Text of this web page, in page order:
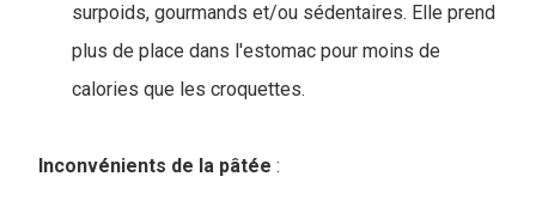
surpoids, gourmands et/ou sédentaires. Elle prend
plus de place dans l'estomac pour moins de
calories que les croquettes.
Inconvénients de la pâtée :